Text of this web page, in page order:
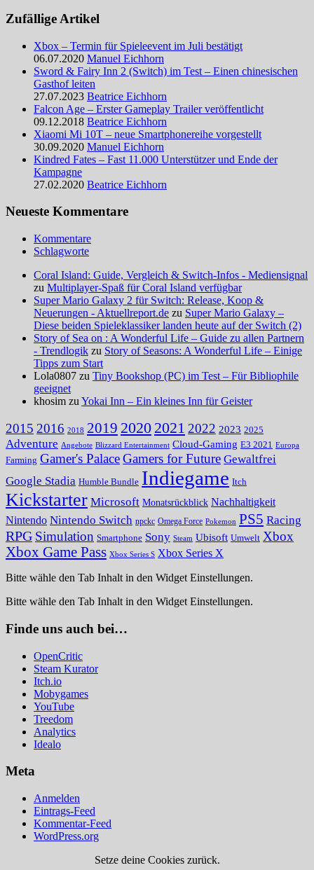
Zufällige Artikel
Xbox – Termin für Spieleevent im Juli bestätigt
06.07.2020 Manuel Eichhorn
Sword & Fairy Inn 2 (Switch) im Test – Einen chinesischen
Gasthof leiten
27.07.2023 Beatrice Eichhorn
Falcon Age – Erster Gameplay Trailer veröffentlicht
09.12.2018 Beatrice Eichhorn
Xiaomi Mi 10T – neue Smartphonereihe vorgestellt
30.09.2020 Manuel Eichhorn
Kindred Fates – Fast 11.000 Unterstützer und Ende der
Kampagne
27.02.2020 Beatrice Eichhorn
Neueste Kommentare
Kommentare
Schlagworte
Coral Island: Guide, Vergleich & Switch-Infos - Mediensignal
zu Multiplayer-Spaß für Coral Island verfügbar
Super Mario Galaxy 2 für Switch: Release, Koop &
Neuerungen - Aktuellreport.de zu Super Mario Galaxy –
Diese beiden Spieleklassiker landen heute auf der Switch (2)
Story of Sea on : A Wonderful Life – Guide zu allen Partnern
- Trendlogik zu Story of Seasons: A Wonderful Life – Einige
Tipps zum Start
Lola0807 zu Tiny Bookshop (PC) im Test – Für Bibliophile
geeignet
khosim zu Yokai Inn – Ein kleines Inn für Geister
2015 2016 2018 2019 2020 2021 2022 2023 2025
Adventure Angebote Blizzard Entertainment Cloud-Gaming E3 2021 Europa
Farming Gamer's PalaceGamers for Future Gewaltfrei
Google Stadia Humble Bundle Indiegame Itch
Kickstarter Microsoft Monatsrückblick Nachhaltigkeit
Nintendo Nintendo Switch npckc Omega Force Pokemon PS5 Racing
RPG Simulation Smartphone Sony Steam Ubisoft Umwelt Xbox
Xbox Game Pass Xbox Series S Xbox Series X
Bitte wähle den Tab Inhalt in den Widget Einstellungen.
Bitte wähle den Tab Inhalt in den Widget Einstellungen.
Finde uns auch bei…
OpenCritic
Steam Kurator
Itch.io
Mobygames
YouTube
Treedom
Analytics
Idealo
Meta
Anmelden
Eintrags-Feed
Kommentar-Feed
WordPress.org
Setze deine Cookies zurück.